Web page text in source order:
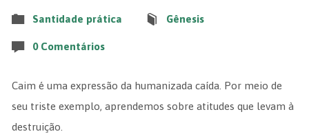
Santidade prática Gênesis
0 Comentários
Caim é uma expressão da humanizada caída. Por meio de
seu triste exemplo, aprendemos sobre atitudes que levam à
destruição.